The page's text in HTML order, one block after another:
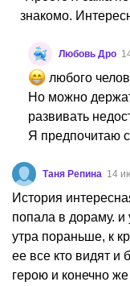
знакомо.
Любовь Дро
любого
Но можно
развивать
Я предпочитаю
Таня Репина 14
История
попала в дораму. и
утра пораньше, к
ее все кто видят
герою и конечно